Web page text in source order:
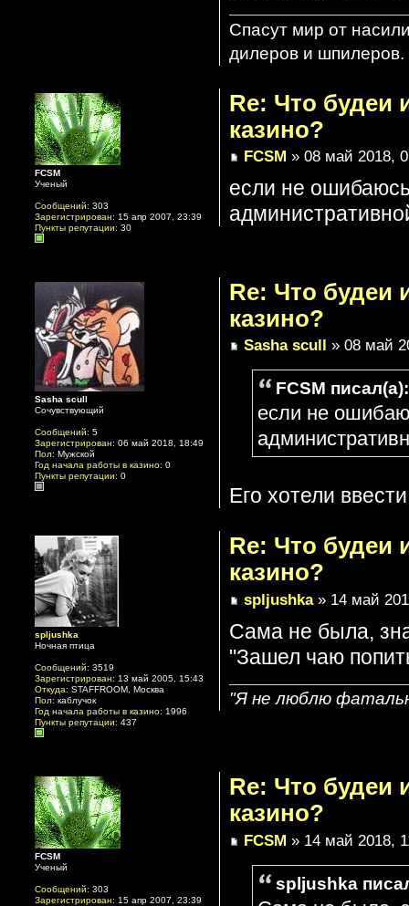
Спасут мир от
дилеров и шпилеров.
Re: Что будеи
казино?
FCSM » 08 май 2018,
если не
FCSM
Ученый
Сообщений: 303
Зарегистрирован: 15 апр 2007, 23:39
Пункты репутации: 30
Re: Что будеи
казино?
Sasha scull » 08 май
FCSM писал(а):
если не
Его хотели
Sasha scull
Сочувствующий
Сообщений: 5
Зарегистрирован: 06 май 2018, 18:49
Пол: Мужской
Год начала работы в казино: 0
Пункты репутации: 0
Re: Что будеи
казино?
spljushka» 14 май
Сама не была,
"Зашел чаю
"Я не люблю
spljushka
Ночная птица
Сообщений: 3519
Зарегистрирован: 13 май 2005, 15:43
Откуда: STAFFROOM, Москва
Пол: каблучок
Год начала работы в казино: 1996
Пункты репутации: 437
Re: Что будеи
казино?
FCSM » 14 май 2018,
spljushka
FCSM
Ученый
Сообщений: 303
Зарегистрирован: 15 апр 2007, 23:39